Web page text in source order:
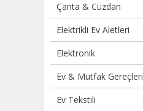
Çanta & Cüzdan
Elektrikli Ev Aletleri
Elektronik
Ev & Mutfak Gereçleri
Ev Tekstili